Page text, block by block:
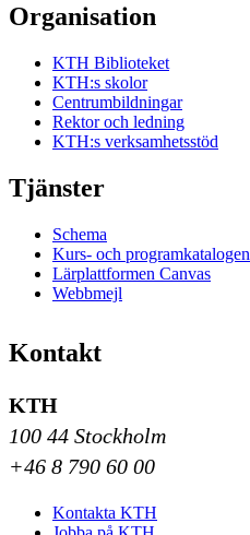
Organisation
KTH Biblioteket
KTH:s skolor
Centrumbildningar
Rektor och ledning
KTH:s verksamhetsstöd
Tjänster
Schema
Kurs- och programkatalogen
Lärplattformen Canvas
Webbmejl
Kontakt
KTH
100 44 Stockholm
+46 8 790 60 00
Kontakta KTH